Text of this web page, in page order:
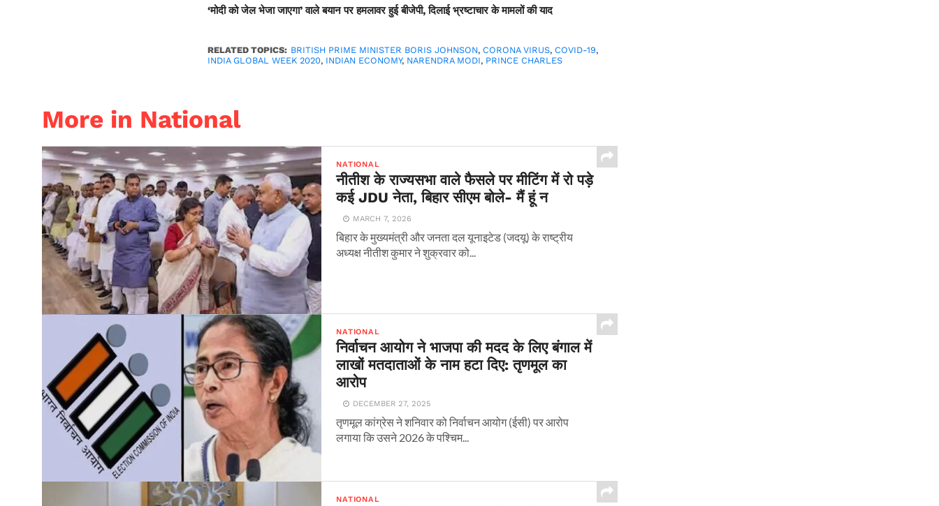
‘मोदी को जेल भेजा जाएगा’ वाले बयान पर हमलावर हुई बीजेपी, दिलाई भ्रष्टाचार के मामलों की याद
RELATED TOPICS: BRITISH PRIME MINISTER BORIS JOHNSON,CORONA VIRUS,COVID-19,
INDIA GLOBAL WEEK 2020, INDIAN ECONOMY, NARENDRA MODI, PRINCE CHARLES
More in National
NATIONAL
नीतीश के राज्यसभा वाले फैसले पर मीटिंग में रो पड़े
कई JDU नेता, बिहार सीएम बोले- मैं हूं न
MARCH 7, 2026
बिहार के मुख्यमंत्री और जनता दल यूनाइटेड (जदयू) के राष्ट्रीय
अध्यक्ष नीतीश कुमार ने शुक्रवार को...
NATIONAL
निर्वाचन आयोग ने भाजपा की मदद के लिए बंगाल में
लाखों मतदाताओं के नाम हटा दिए: तृणमूल का
आरोप
DECEMBER 27, 2025
तृणमूल कांग्रेस ने शनिवार को निर्वाचन आयोग (ईसी) पर आरोप
लगाया कि उसने 2026 के पश्चिम...
NATIONAL